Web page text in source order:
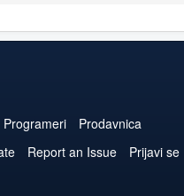
Programeri
Prodavnica
Report an Issue
Prijavi se